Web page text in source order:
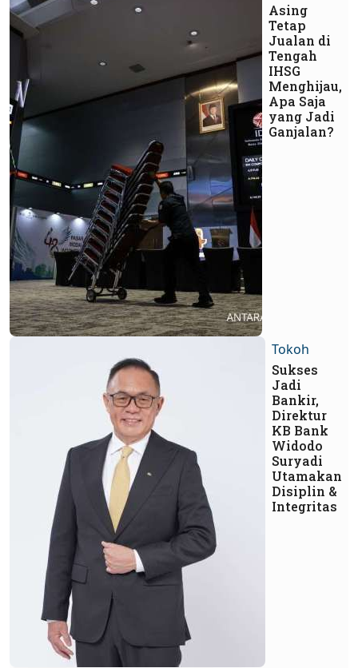
Asing
Tetap
Jualan di
Tengah
IHSG
Menghijau,
Apa Saja
yang Jadi
Ganjalan?
Tokoh
Sukses
Jadi
Bankir,
Direktur
KB Bank
Widodo
Suryadi
Utamakan
Disiplin &
Integritas